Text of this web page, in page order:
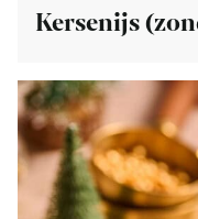
Kersenijs
Bekijk
Semifreddo
recept
(zonder